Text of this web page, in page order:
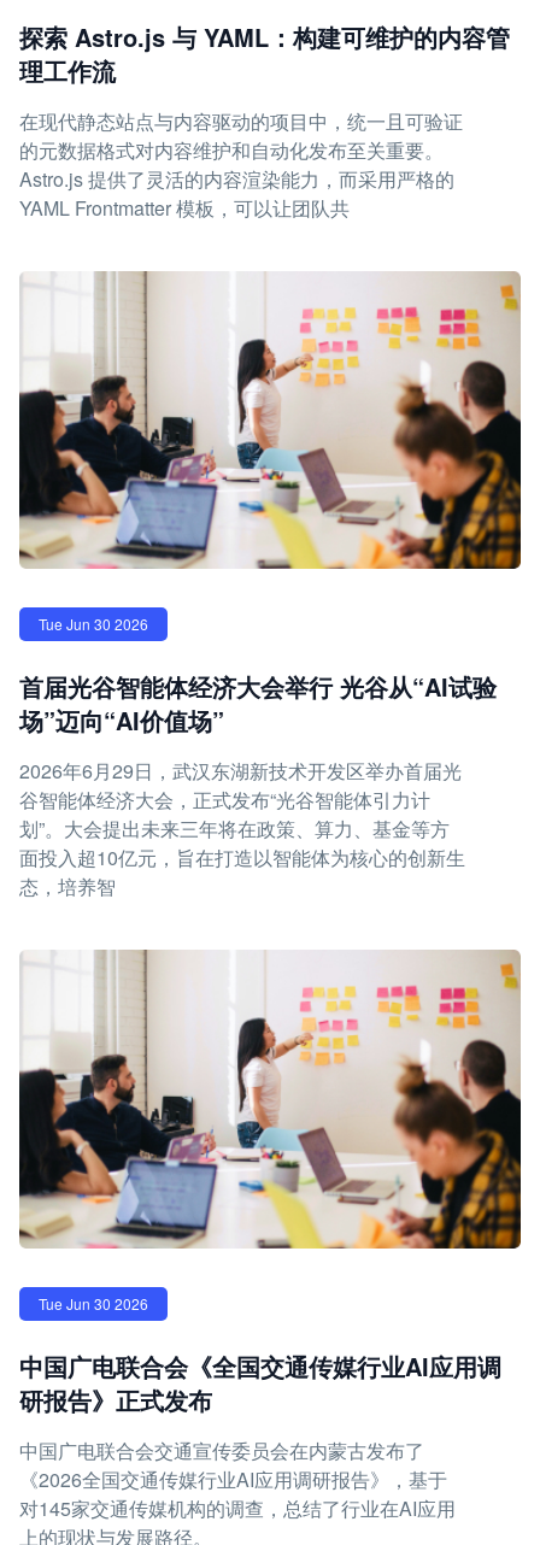
探索 Astro.js 与 YAML：构建可维护的内容管
理工作流
在现代静态站点与内容驱动的项目中，统一且可验证
的元数据格式对内容维护和自动化发布至关重要。
Astro.js 提供了灵活的内容渲染能力，而采用严格的
YAML Frontmatter 模板，可以让团队共
Tue Jun 30 2026
首届光谷智能体经济大会举行 光谷从“AI试验
场”迈向“AI价值场”
2026年6月29日，武汉东湖新技术开发区举办首届光
谷智能体经济大会，正式发布“光谷智能体引力计
划”。大会提出未来三年将在政策、算力、基金等方
面投入超10亿元，旨在打造以智能体为核心的创新生
态，培养智
Tue Jun 30 2026
中国广电联合会《全国交通传媒行业AI应用调
研报告》正式发布
中国广电联合会交通宣传委员会在内蒙古发布了
《2026全国交通传媒行业AI应用调研报告》，基于
对145家交通传媒机构的调查，总结了行业在AI应用
上的现状与发展路径。